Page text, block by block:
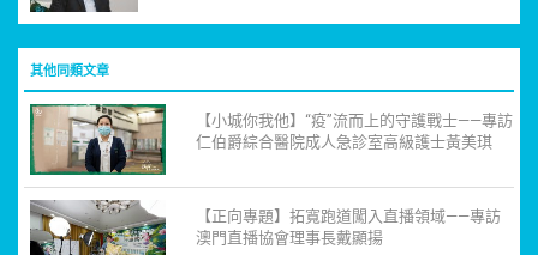
其他同類文章
【小城你我他】“疫”流而上的守護戰士——專訪
仁伯爵綜合醫院成人急診室高級護士黃美琪
【正向專題】拓寬跑道闖入直播領域——專訪
澳門直播協會理事長戴顯揚